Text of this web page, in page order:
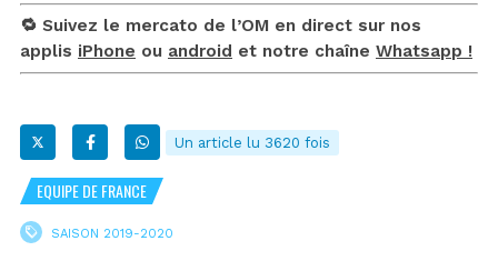
🔁 Suivez le mercato de l’OM en direct sur nos
applis iPhone ou android et notre chaîne Whatsapp !
Un article lu 3620 fois
EQUIPE DE FRANCE
SAISON 2019-2020